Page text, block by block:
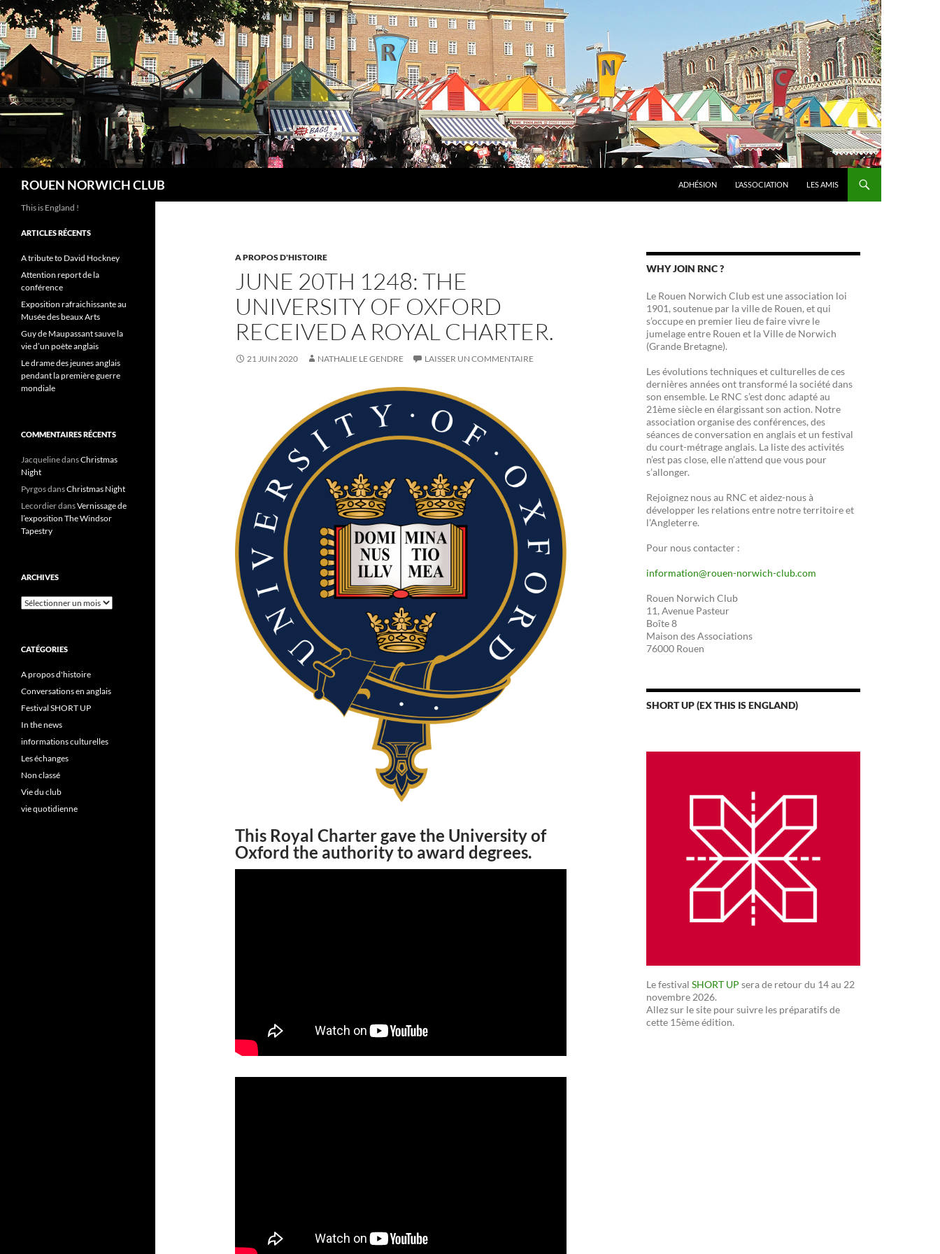
Aller
au
contenu
ROUEN NORWICH CLUB ADHÉSION L’ASSOCIATION LES AMIS
A PROPOS D'HISTOIRE
JUNE 20TH 1248: THE
UNIVERSITY OF OXFORD
RECEIVED A ROYAL CHARTER.
21 JUIN 2020 NATHALIE LE GENDRE LAISSER UN COMMENTAIRE
This Royal Charter gave the University of
Oxford the authority to award degrees.
WHY JOIN RNC ?
Le Rouen Norwich Club est une association loi
1901, soutenue par la ville de Rouen, et qui
s’occupe en premier lieu de faire vivre le
jumelage entre Rouen et la Ville de Norwich
(Grande Bretagne).
Les évolutions techniques et culturelles de ces
dernières années ont transformé la société dans
son ensemble. Le RNC s’est donc adapté au
21ème siècle en élargissant son action. Notre
association organise des conférences, des
séances de conversation en anglais et un festival
du court-métrage anglais. La liste des activités
n’est pas close, elle n’attend que vous pour
s’allonger.
Rejoignez nous au RNC et aidez-nous à
développer les relations entre notre territoire et
l’Angleterre.
Pour nous contacter :
information@rouen-norwich-club.com
Rouen Norwich Club
11, Avenue Pasteur
Boîte 8
Maison des Associations
76000 Rouen
SHORT UP (EX THIS IS ENGLAND)
Le festival SHORT UP sera de retour du 14 au 22
novembre 2026.
Allez sur le site pour suivre les préparatifs de
cette 15ème édition.
This is England !
ARTICLES RÉCENTS
A tribute to David Hockney
Attention report de la
conférence
Exposition rafraichissante au
Musée des beaux Arts
Guy de Maupassant sauve la
vie d’un poète anglais
Le drame des jeunes anglais
pendant la première guerre
mondiale
COMMENTAIRES RÉCENTS
JacquelinedansChristmas
Night
PyrgosdansChristmas Night
LecordierdansVernissage de
l’exposition The Windsor
Tapestry
ARCHIVES
Archives
CATÉGORIES
A propos d'histoire
Conversations en anglais
Festival SHORT UP
In the news
informations culturelles
Les échanges
Non classé
Vie du club
vie quotidienne